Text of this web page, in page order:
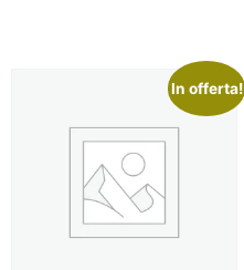
In offerta!